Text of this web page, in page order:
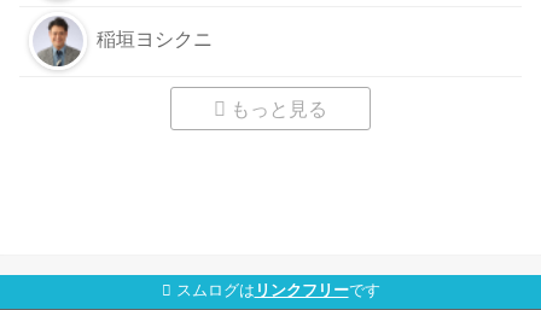
稲垣ヨシクニ
もっと見る
スムログは リンクフリーです